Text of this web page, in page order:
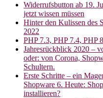
Widerrufsbutton ab 19.
jetzt wissen müssen
Hinter den Kulissen des
2022
PHP 7.3, PHP 7.4, PHP
Jahresrückblick 2020 –
oder: von Corona,
Schultern.
Erste Schritte – ein
Shopware 6. Heute:
installieren?